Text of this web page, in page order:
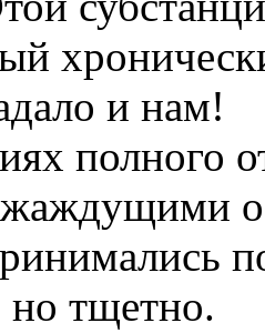
и нам!
полного
но тщетно.